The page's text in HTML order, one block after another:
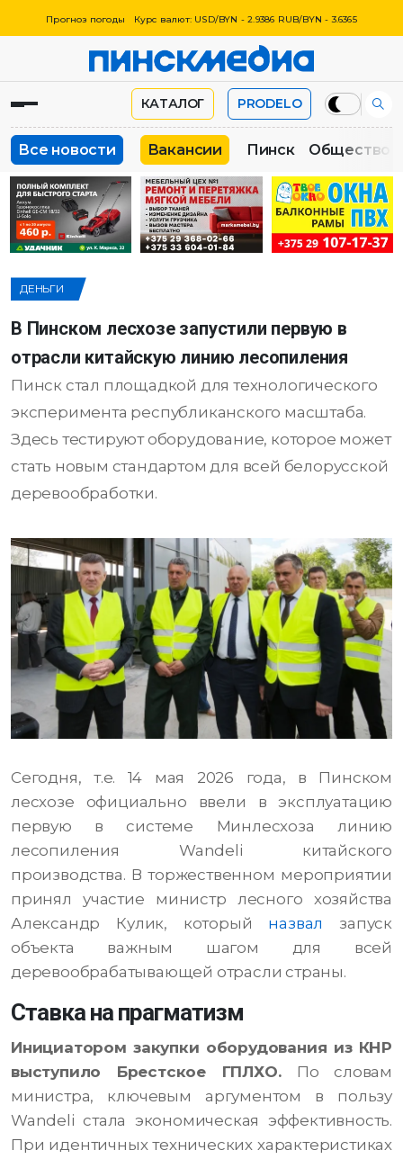
Прогноз погоды Курс валют: USD/BYN - 2.9386 RUB/BYN - 3.6365
КАТАЛОГ PRODELO
Все новости Вакансии Пинск Общество
ДЕНЬГИ
В Пинском лесхозе запустили первую в
отрасли китайскую линию лесопиления
Пинск стал площадкой для технологического
эксперимента республиканского масштаба.
Здесь тестируют оборудование, которое может
стать новым стандартом для всей белорусской
деревообработки.
Сегодня, т.е. 14 мая 2026 года, в Пинском
лесхозе официально ввели в эксплуатацию
первую в системе Минлесхоза линию
лесопиления Wandeli китайского
производства. В торжественном мероприятии
принял участие министр лесного хозяйства
Александр Кулик, который назвал
запуск
объекта важным шагом для всей
деревообрабатывающей отрасли страны.
Ставка на прагматизм
Инициатором закупки оборудования из КНР
выступило Брестское ГПЛХО. По словам
министра, ключевым аргументом в пользу
Wandeli стала экономическая эффективность.
При идентичных технических характеристиках